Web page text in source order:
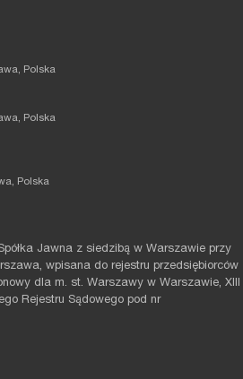
Polska
Polska
Polska
Jawna z siedzibą w Warszawie przy
wpisana do rejestru przedsiębiorców
dla m. st. Warszawy w Warszawie, XIII
Rejestru Sądowego pod nr